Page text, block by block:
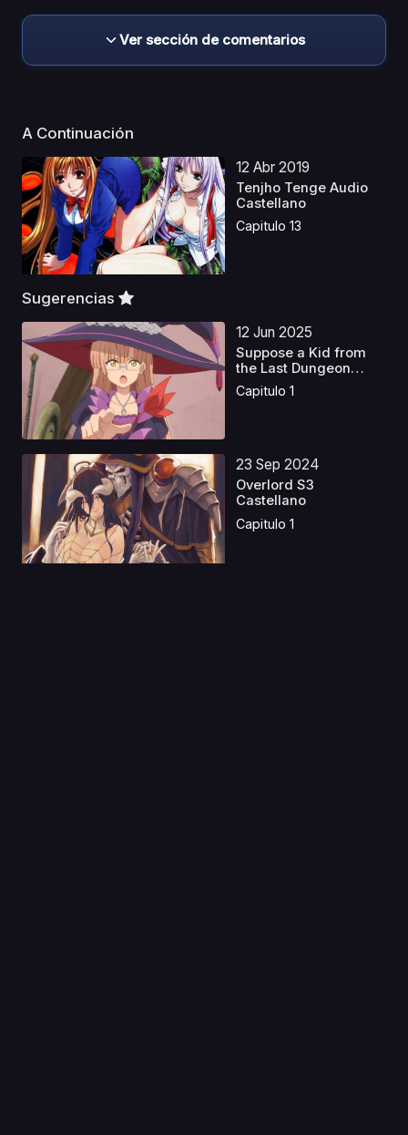
Ver sección de comentarios
A Continuación
12 Abr 2019
Tenjho Tenge Audio
Castellano
Capitulo 13
Sugerencias
12 Jun 2025
Suppose a Kid from
the Last Dungeon
Boon...
Capitulo 1
23 Sep 2024
Overlord S3
Castellano
Capitulo 1